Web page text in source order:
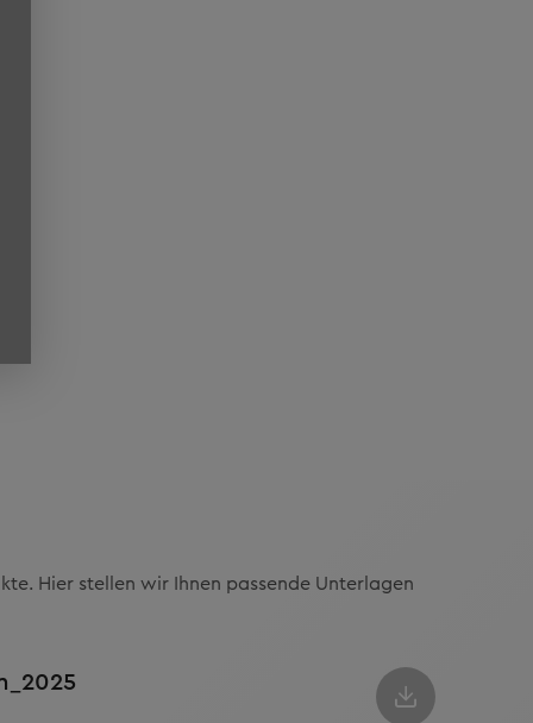
Hier stellen wir Ihnen passende Unterlagen